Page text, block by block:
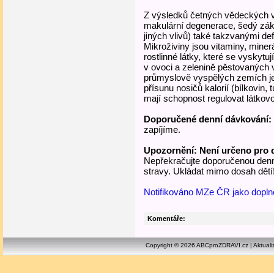
Z výsledků četných vědeckých
makulární degenerace, šedý
jiných vlivů) také takzvanými
Mikroživiny jsou vitaminy,
rostlinné látky, které se
v ovoci a zelenině
průmyslově vyspělých zemích
přísunu nosičů kalorií (bílkovin,
mají schopnost regulovat
Doporučené denní dávkování:
zapíjíme.
Upozornění: Není určeno pro
Nepřekračujte doporučenou
stravy. Ukládat mimo dosah
Notifikováno MZe ČR jako
Komentáře:
Copyright © 2026 ABCproZDRAVI.cz |